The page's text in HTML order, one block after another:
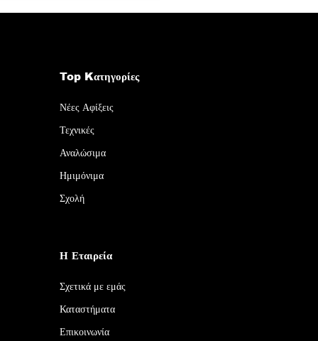
Top Kατηγορίες
Νέες Αφίξεις
Τεχνικές
Αναλώσιμα
Ημιμόνιμα
Σχολή
Η Εταιρεία
Σχετικά με εμάς
Καταστήματα
Επικοινωνία